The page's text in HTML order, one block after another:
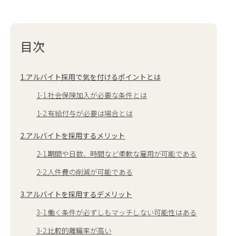
目次
1.アルバイト採用で気を付けるポイントとは
1-1.社会保険加入が必要な条件とは
1-2.有給付与が必要は場合とは
2.アルバイトを採用するメリット
2-1.期間や日数、時間など柔軟な雇用が可能である
2-2.人件費の削減が可能である
3.アルバイトを採用するデメリット
3-1.働く条件が必ずしもマッチしない可能性はある
3-2.比較的離職率が高い